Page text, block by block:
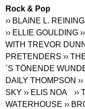
Rock & Pop
›› BLAINE L.
›› ELLIE GOULDING
WITH TREVOR DUNN
PRETENDERS ››
´S TÖNENDE
DAILY THOMPSON
SKY ›› ELIS NOA ››
WATERHOUSE ››